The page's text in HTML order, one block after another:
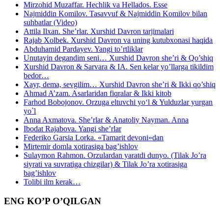
Mirzohid Muzaffar. Hechlik va Hellados. Esse
Najmiddin Komilov. Tasavvuf & Najmiddin Komilov bilan
suhbatlar (Video)
Attila Ilxan. She’rlar. Xurshid Davron tarjimalari
Rajab Xolbek. Xurshid Davron va uning kutubxonasi haqida
Abduhamid Pardayev. Yangi to’rtliklar
Unutayin degandim seni… Xurshid Davron she’ri & Qo’shiq
Xurshid Davron & Sarvara & IA. Sen kelar yo’llarga tikildim
bedor…
Xayr, dema, sevgilim… Xurshid Davron she’ri & Ikki qo’shiq
Ahmad A’zam. Asarlaridan fiqralar & Ikki kitob
Farhod Bobojonov. Orzuga eltuvchi yo‘l & Yulduzlar yurgan
yo`l
Anna Axmatova. She’rlar & Anatoliy Nayman. Anna
Ibodat Rajabova. Yangi she’rlar
Federiko Garsia Lorka. «Tamarit devoni»dan
Mirtemir domla xotirasiga bag’ishlov
Sulaymon Rahmon. Orzulardan yaratdi dunyo. (Tilak Jo’ra
siyrati va suvratiga chizgilar) & Tilak Jo’ra xotirasiga
bag’ishlov
Tolibi ilm kerak…
ENG KO’P O’QILGAN